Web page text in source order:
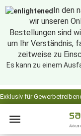
In den
wir unseren
Bestellungen sind
um Ihr Verständnis,
zeitweise zu
Es kann zu einem